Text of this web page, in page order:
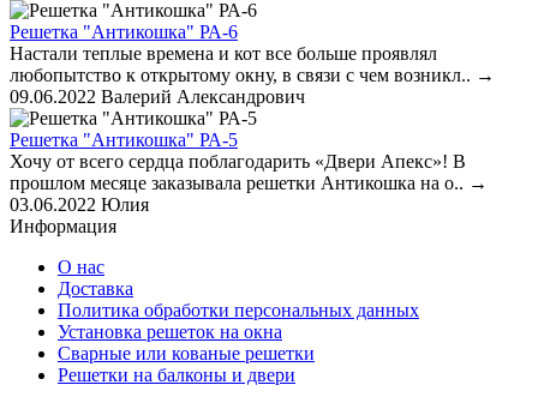
Решетка "Антикошка" РА-6
Настали теплые времена и кот все больше проявлял
любопытство к открытому окну, в связи с чем возникл.. →
09.06.2022 Валерий Александрович
Решетка "Антикошка" РА-5
Хочу от всего сердца поблагодарить «Двери Апекс»! В
прошлом месяце заказывала решетки Антикошка на о.. →
03.06.2022 Юлия
Информация
О нас
Доставка
Политика обработки персональных данных
Установка решеток на окна
Сварные или кованые решетки
Решетки на балконы и двери